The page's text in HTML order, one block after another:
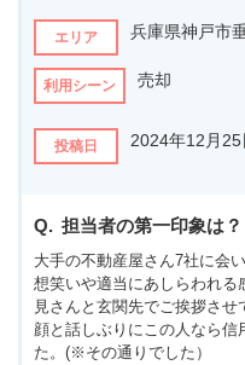
エリア 兵庫県神戸市
利用シーン 売却
投稿日 2024年12月25
担当者の第一印象は？
大手の不動産屋さん7社に会
想笑いや適当にあしらわれる
見さんと玄関先でご挨拶さ
顔と話しぶりにこの人なら信
た。(※その通りでした）